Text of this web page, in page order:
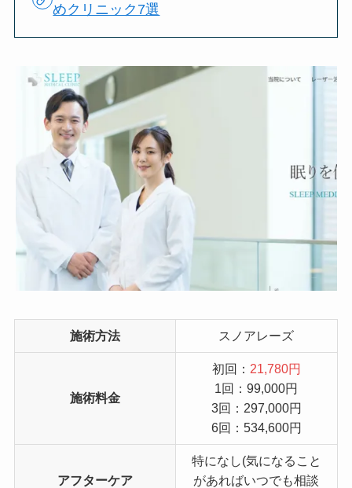
めクリニック7選
施術方法 スノアレーズ
施術料金
初回： 21,780円
1回：99,000円
3回：297,000円
6回：534,600円
アフターケア
特になし(気になること
があればいつでも相談